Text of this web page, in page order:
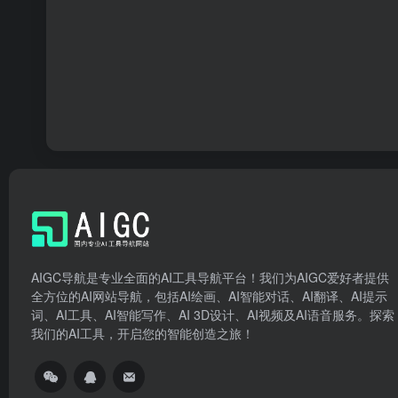
AIGC导航是专业全面的AI工具导航平台！我们为AIGC爱好者提供
全方位的AI网站导航，包括AI绘画、AI智能对话、AI翻译、AI提示
词、AI工具、AI智能写作、AI 3D设计、AI视频及AI语音服务。探索
我们的AI工具，开启您的智能创造之旅！